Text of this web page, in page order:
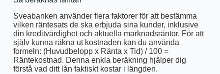
Sveabanken använder flera faktorer för att bestämma
vilken räntesats de ska erbjuda sina kunder, inklusive
din kreditvärdighet och aktuella marknadsräntor. För att
själv kunna räkna ut kostnaden kan du använda
formeln: (Huvudbelopp x Ränta x Tid) / 100 =
Räntekostnad. Denna enkla beräkning hjälper dig
förstå vad ditt lån faktiskt kostar i längden.